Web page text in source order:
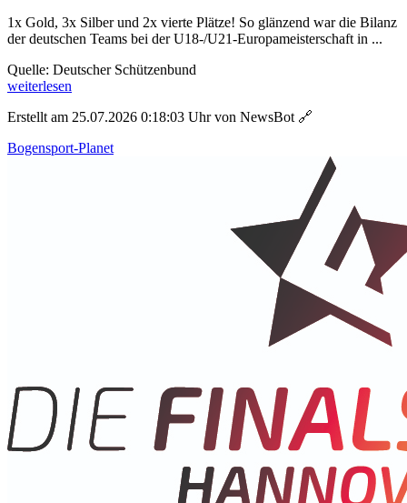
1x Gold, 3x Silber und 2x vierte Plätze! So glänzend war die Bilanz
der deutschen Teams bei der U18-/U21-Europameisterschaft in ...
Quelle: Deutscher Schützenbund
weiterlesen
Erstellt am 25.07.2026 0:18:03 Uhr von NewsBot 🔗
Bogensport-Planet